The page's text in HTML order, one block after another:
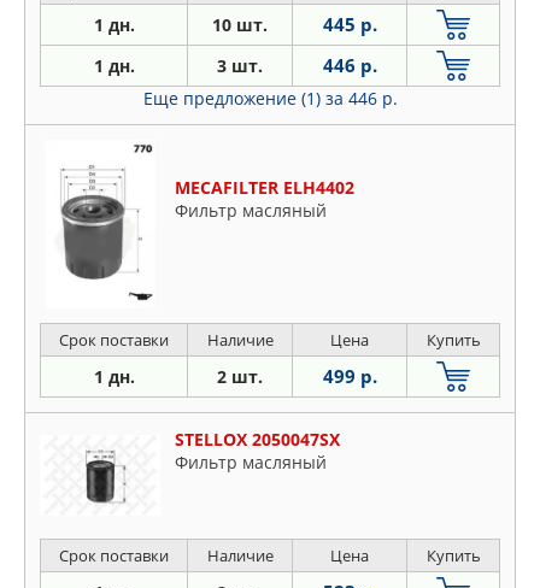
1 дн. 10 шт. 445 р.
1 дн. 3 шт. 446 р.
Еще предложение (1) за 446 р.
MECAFILTER ELH4402
Фильтр масляный
Срок поставки Наличие Цена Купить
1 дн. 2 шт. 499 р.
STELLOX 2050047SX
Фильтр масляный
Срок поставки Наличие Цена Купить